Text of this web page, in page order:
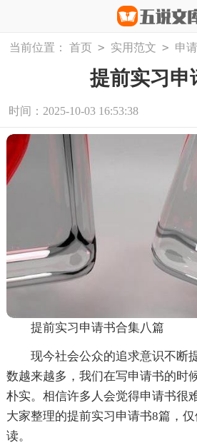
当前位置： 首页 > 实用范文 > 申
提前实习申
时间：2025-10-03 16:53:38
提前实习申请书合集八篇
现今社会公众的追求意识不断
数越来越多，我们在写申请书的时
朴实。相信许多人会觉得申请书很
大家整理的提前实习申请书8篇，
读。